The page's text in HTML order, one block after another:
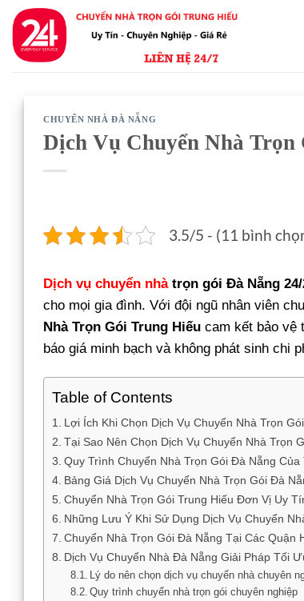
qua
nội
CHUYỂN NHÀ ĐÀ NẴNG
Dịch Vụ Chuyển Nhà Trọn
3.5/5 - (11 bình
Dịch vụ chuyển nhàtrọn gói Đà Nẵng 24/
cho mọi gia đình. Với đội ngũ nhân viên
Nhà Trọn Gói Trung Hiếu cam kết bảo vệ
báo giá minh bạch và không phát sinh chi
Table of Contents
Lợi Ích Khi Chọn Dịch Vụ Chuyển Nhà Trọn
Tại Sao Nên Chọn Dịch Vụ Chuyển Nhà Trọn
Quy Trình Chuyển Nhà Trọn Gói Đà Nẵng Của
Bảng Giá Dịch Vụ Chuyển Nhà Trọn Gói Đà
Chuyển Nhà Trọn Gói Trung Hiếu Đơn Vị Uy
Những Lưu Ý Khi Sử Dụng Dịch Vụ Chuyển
Chuyển Nhà Trọn Gói Đà Nẵng Tại Các Quận
Dịch Vụ Chuyển Nhà Đà Nẵng Giải Pháp Tối
Lý do nên chọn dịch vụ chuyển nhà chuyên
Quy trình chuyển nhà trọn gói chuyên nghiệp